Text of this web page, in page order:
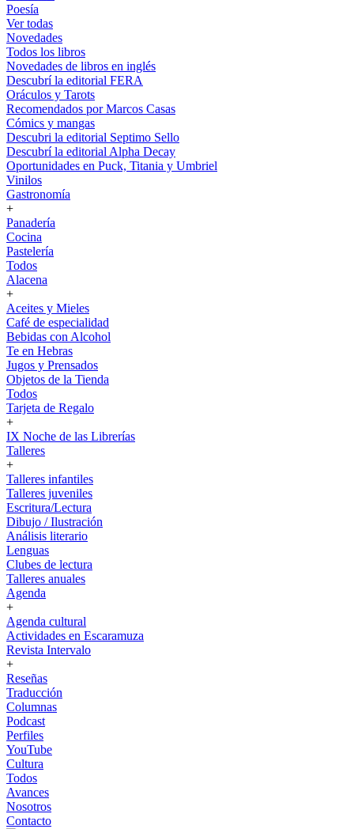
Poesía
Ver todas
Novedades
Todos los libros
Novedades de libros en inglés
Descubrí la editorial FERA
Oráculos y Tarots
Recomendados por Marcos Casas
Cómics y mangas
Descubri la editorial Septimo Sello
Descubrí la editorial Alpha Decay
Oportunidades en Puck, Titania y Umbriel
Vinilos
Gastronomía
+
Panadería
Cocina
Pastelería
Todos
Alacena
+
Aceites y Mieles
Café de especialidad
Bebidas con Alcohol
Te en Hebras
Jugos y Prensados
Objetos de la Tienda
Todos
Tarjeta de Regalo
+
IX Noche de las Librerías
Talleres
+
Talleres infantiles
Talleres juveniles
Escritura/Lectura
Dibujo / Ilustración
Análisis literario
Lenguas
Clubes de lectura
Talleres anuales
Agenda
+
Agenda cultural
Actividades en Escaramuza
Revista Intervalo
+
Reseñas
Traducción
Columnas
Podcast
Perfiles
YouTube
Cultura
Todos
Avances
Nosotros
Contacto